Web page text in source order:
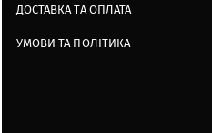
ДОСТАВКА ТА ОПЛАТА
УМОВИ ТА ПОЛІТИКА